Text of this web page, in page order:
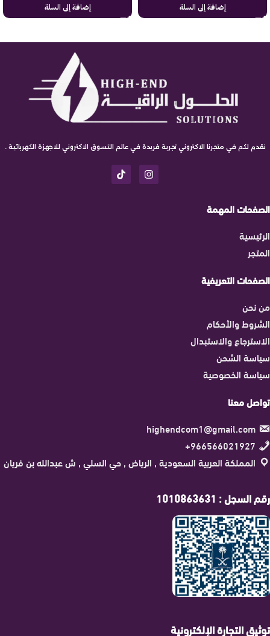
إضافة إلى السلة إضافة إلى السلة
نقدم لكم في متجرنا الاكتروني تجربة فريدة في عالم التسوق الاكتروني للاجهزة الكهربائية .
الصفحات المهمة
الرئيسية
المتجر
الصفحات التعريفية
من نحن
الشروط والأحكام
الاسترجاع والاستبدال
سياسة الشحن
سياسة الخصوصية
تواصل معنا
highendcom1@gmail.com
966566021927+
المملكة العربية السعودية , الرياض , حي السلي , ش عبدالله بن فريان
رقم السجل : 1010863631
توثيق التجارة الإلكترونية